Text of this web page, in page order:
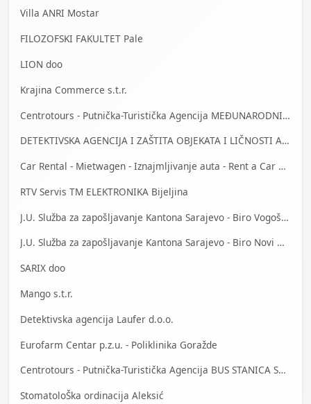
Villa ANRI Mostar
FILOZOFSKI FAKULTET Pale
LION doo
Krajina Commerce s.t.r.
Centrotours - Putnička-Turistička Agencija MEĐUNARODNI AERODROM Sarajevo
DETEKTIVSKA AGENCIJA I ZAŠTITA OBJEKATA I LIČNOSTI ALFA DM Travnik
Car Rental - Mietwagen - Iznajmljivanje auta - Rent a Car Mostar
RTV Servis TM ELEKTRONIKA Bijeljina
J.U. Služba za zapošljavanje Kantona Sarajevo - Biro Vogošća
J.U. Služba za zapošljavanje Kantona Sarajevo - Biro Novi Grad
SARIX doo
Mango s.t.r.
Detektivska agencija Laufer d.o.o.
Eurofarm Centar p.z.u. - Poliklinika Goražde
Centrotours - Putnička-Turistička Agencija BUS STANICA Sarajevo
StomatoloŠka ordinacija Aleksić